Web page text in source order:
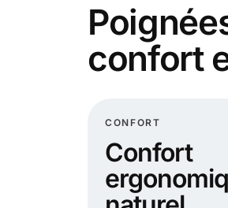
confort
CONFORT
Confort